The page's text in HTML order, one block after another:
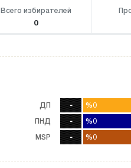
Всего избирателей
0
ДП
ПНД
MSP
-
-
-
%0
%0
%0
%0
%0
%0